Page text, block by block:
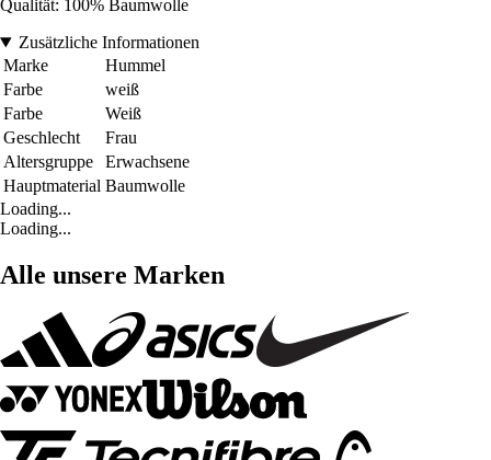
Qualität: 100% Baumwolle
Zusätzliche Informationen
Marke
Hummel
Farbe
weiß
Farbe
Weiß
Geschlecht
Frau
Altersgruppe
Erwachsene
Hauptmaterial Baumwolle
Loading...
Loading...
Alle unsere Marken